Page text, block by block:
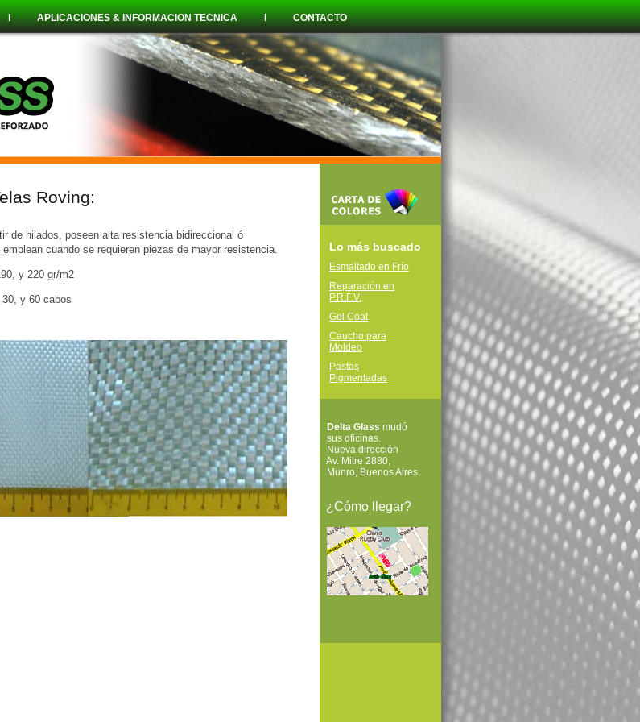
APLICACIONES & INFORMACION TECNICAlCONTACTO
Roving:
de hilados, poseen alta resistencia bidireccional ó
cuando se requieren piezas de mayor resistencia.
y 220 gr/m2
30, y 60 cabos
Lo más buscado
Esmaltado en Frío
Reparación en
P.R.F.V.
Gel Coat
Caucho para
Moldeo
Pastas
Pigmentadas
Delta Glass mudó
sus oficinas.
Nueva dirección
Av. Mitre 2880,
Munro, Buenos Aires.
¿Cómo llegar?